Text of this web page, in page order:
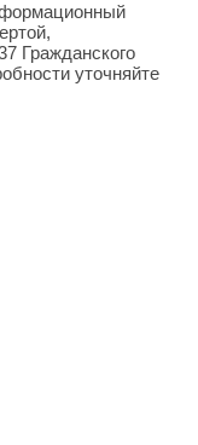
Гражданского
уточняйте